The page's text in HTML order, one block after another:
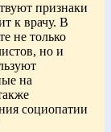
признаки
к врачу. В
не только
но и
на
социопатии